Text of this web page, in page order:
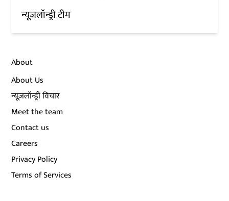
न्यूज़लॉन्ड्री टीम
About
About Us
न्यूज़लॉन्ड्री विचार
Meet the team
Contact us
Careers
Privacy Policy
Terms of Services